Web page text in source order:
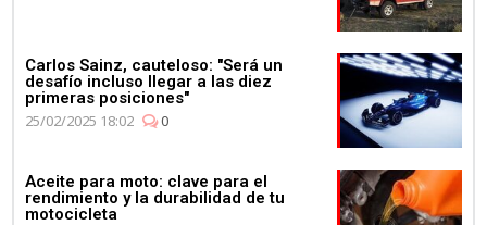
Carlos Sainz, cauteloso: "Será un
desafío incluso llegar a las diez
primeras posiciones"
25/02/2025 18:02
0
Aceite para moto: clave para el
rendimiento y la durabilidad de tu
motocicleta